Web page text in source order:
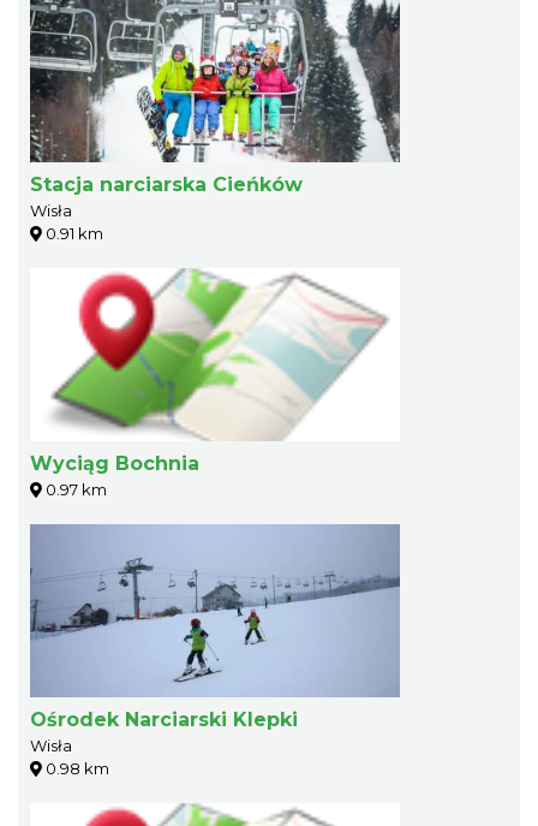
Stacja narciarska Cieńków
Wisła
0.91 km
Wyciąg Bochnia
0.97 km
Ośrodek Narciarski Klepki
Wisła
0.98 km